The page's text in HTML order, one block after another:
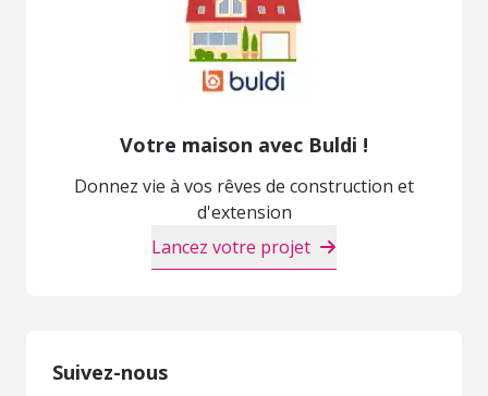
Votre maison avec Buldi !
Donnez vie à vos rêves de construction et
d'extension
Lancez votre projet
Suivez-nous